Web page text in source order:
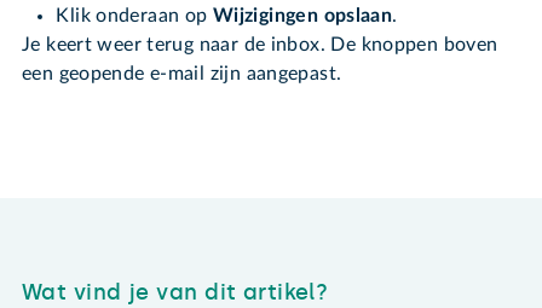
Klik onderaan op Wijzigingen opslaan.
Je keert weer terug naar de inbox. De knoppen boven
een geopende e-mail zijn aangepast.
Wat vind je van dit artikel?